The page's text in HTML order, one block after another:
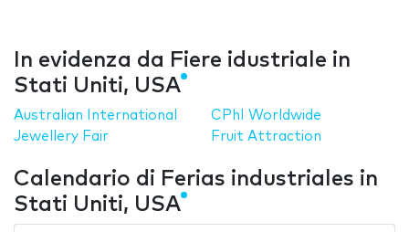
In evidenza da Fiere idustriale in
Stati Uniti, USA
Australian International
Jewellery Fair
CPhI Worldwide
Fruit Attraction
Calendario di Ferias industriales in
Stati Uniti, USA